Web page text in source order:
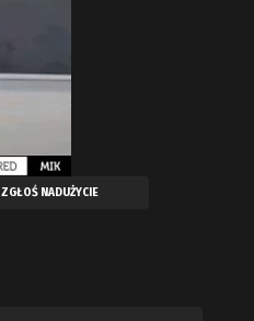
ZGŁOŚ NADUŻYCIE